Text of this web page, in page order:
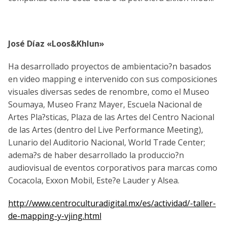
José Díaz «Loos&Khlun»
Ha desarrollado proyectos de ambientacio?n basados
en video mapping e intervenido con sus composiciones
visuales diversas sedes de renombre, como el Museo
Soumaya, Museo Franz Mayer, Escuela Nacional de
Artes Pla?sticas, Plaza de las Artes del Centro Nacional
de las Artes (dentro del Live Performance Meeting),
Lunario del Auditorio Nacional, World Trade Center;
adema?s de haber desarrollado la produccio?n
audiovisual de eventos corporativos para marcas como
Coca­cola, Exxon Mobil, Este?e Lauder y Alsea.
http://www.centroculturadigital.mx/es/actividad/-taller-
de-mapping-y-vjing.html